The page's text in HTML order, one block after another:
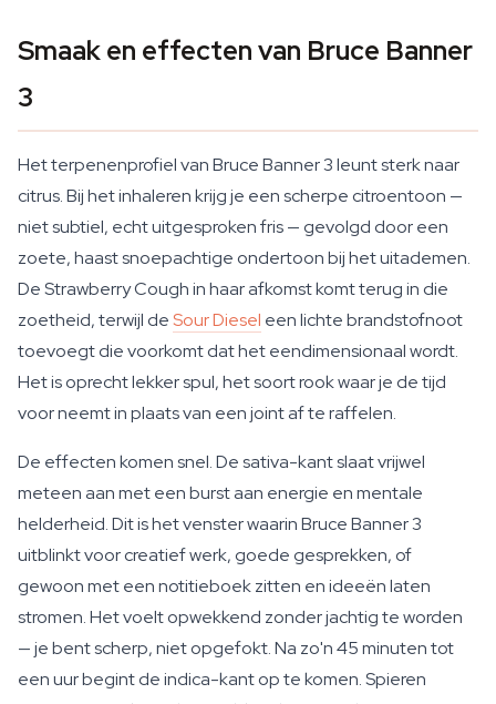
Smaak en effecten van Bruce Banner
3
Het terpenenprofiel van Bruce Banner 3 leunt sterk naar
citrus. Bij het inhaleren krijg je een scherpe citroentoon —
niet subtiel, echt uitgesproken fris — gevolgd door een
zoete, haast snoepachtige ondertoon bij het uitademen.
De Strawberry Cough in haar afkomst komt terug in die
zoetheid, terwijl deSour Diesel een lichte brandstofnoot
toevoegt die voorkomt dat het eendimensionaal wordt.
Het is oprecht lekker spul, het soort rook waar je de tijd
voor neemt in plaats van een joint af te raffelen.
De effecten komen snel. De sativa-kant slaat vrijwel
meteen aan met een burst aan energie en mentale
helderheid. Dit is het venster waarin Bruce Banner 3
uitblinkt voor creatief werk, goede gesprekken, of
gewoon met een notitieboek zitten en ideeën laten
stromen. Het voelt opwekkend zonder jachtig te worden
— je bent scherp, niet opgefokt. Na zo'n 45 minuten tot
een uur begint de indica-kant op te komen. Spieren